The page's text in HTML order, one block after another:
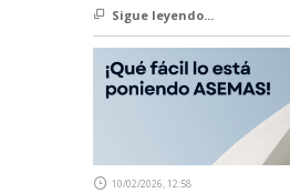
Sigue leyendo...
10/02/2026, 12:58